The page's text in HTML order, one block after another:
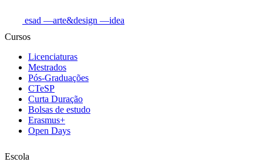
esad —arte&design —idea
Cursos
Licenciaturas
Mestrados
Pós-Graduações
CTeSP
Curta Duração
Bolsas de estudo
Erasmus+
Open Days
Escola